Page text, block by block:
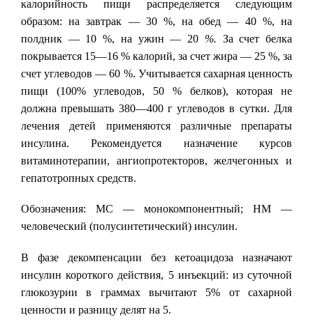
калорийность пищи распределяется следующим
образом: на завтрак — 30 %, на обед — 40 %, на
полдник — 10 %, на ужин — 20 %. За счет белка
покрывается 15—16 % калорий, за счет жира — 25 %, за
счет углеводов — 60 %. Учитывается сахарная ценность
пищи (100% углеводов, 50 % белков), которая не
должна превышать 380—400 г углеводов в сутки. Для
лечения детей применяются различные препараты
инсулина. Рекомендуется назначение курсов
витаминотерапии, ангиопротекторов, желчегонных и
гепатотропных средств.
Обозначения: МС — монокомпонентный; НМ —
человеческий (полусинтетический) инсулин.
В фазе декомпенсации без кетоацидоза назначают
инсулин короткого действия, 5 инъекций: из суточной
глюкозурии в граммах вычитают 5% от сахарной
ценности и разницу делят на 5.